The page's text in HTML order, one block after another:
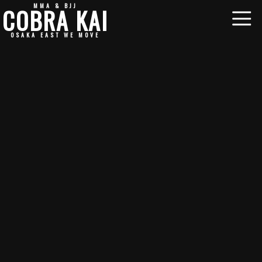
MMA & BJJ
COBRA KAI
OSAKA EAST WE MOVE